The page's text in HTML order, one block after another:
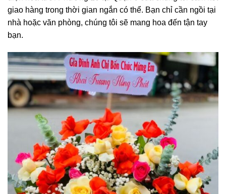
giao hàng trong thời gian ngắn có thể. Bạn chỉ cần ngồi tại
nhà hoặc văn phòng, chúng tôi sẽ mang hoa đến tận tay
bạn.